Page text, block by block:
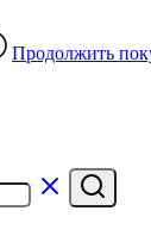
Продолжить